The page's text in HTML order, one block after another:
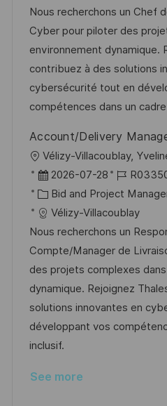
t
i
o
n
t
e
d
D
a
t
d
t
e
g
o
r
y
Nous recherchons un Chef
Cyber pour piloter des
environnement dynamique.
contribuez à des solutions
cybersécurité tout en
compétences dans un
Account/Delivery
L
o
c
a
t
i
o
n
Vélizy-Villacoublay,
P
o
s
t
e
d
D
a
t
e
2026-07-28
J
o
b
I
d
C
a
t
e
g
o
r
y
Bid and Project
Vélizy-Villacoublay
Nous recherchons un
Compte/Manager de
des projets complexes
dynamique. Rejoignez
solutions innovantes en
développant vos
inclusif.
See more